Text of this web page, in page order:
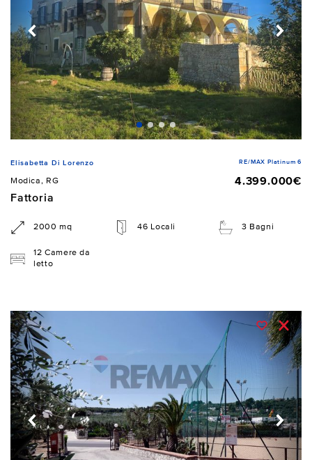
Elisabetta Di Lorenzo RE/MAX Platinum 6
Modica, RG
4.399.000€
Fattoria
2000 mq 46 Locali 3 Bagni
12 Camere da
letto